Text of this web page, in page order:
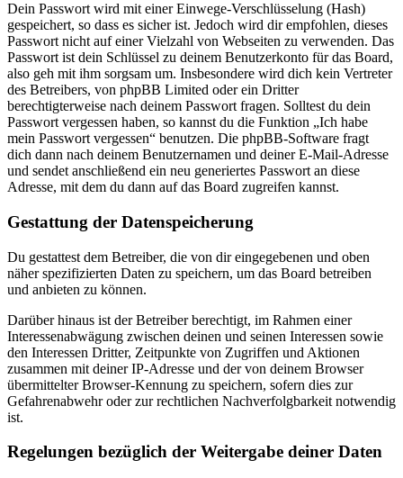
Dein Passwort wird mit einer Einwege-Verschlüsselung (Hash)
gespeichert, so dass es sicher ist. Jedoch wird dir empfohlen, dieses
Passwort nicht auf einer Vielzahl von Webseiten zu verwenden. Das
Passwort ist dein Schlüssel zu deinem Benutzerkonto für das Board,
also geh mit ihm sorgsam um. Insbesondere wird dich kein Vertreter
des Betreibers, von phpBB Limited oder ein Dritter
berechtigterweise nach deinem Passwort fragen. Solltest du dein
Passwort vergessen haben, so kannst du die Funktion „Ich habe
mein Passwort vergessen“ benutzen. Die phpBB-Software fragt
dich dann nach deinem Benutzernamen und deiner E-Mail-Adresse
und sendet anschließend ein neu generiertes Passwort an diese
Adresse, mit dem du dann auf das Board zugreifen kannst.
Gestattung der Datenspeicherung
Du gestattest dem Betreiber, die von dir eingegebenen und oben
näher spezifizierten Daten zu speichern, um das Board betreiben
und anbieten zu können.
Darüber hinaus ist der Betreiber berechtigt, im Rahmen einer
Interessenabwägung zwischen deinen und seinen Interessen sowie
den Interessen Dritter, Zeitpunkte von Zugriffen und Aktionen
zusammen mit deiner IP-Adresse und der von deinem Browser
übermittelter Browser-Kennung zu speichern, sofern dies zur
Gefahrenabwehr oder zur rechtlichen Nachverfolgbarkeit notwendig
ist.
Regelungen bezüglich der Weitergabe deiner Daten